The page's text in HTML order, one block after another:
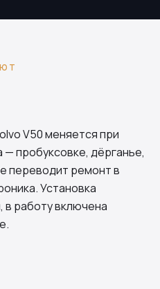
V50 меняется при
пробуксовке, дёрганье,
переводит ремонт в
Установка
в работу включена